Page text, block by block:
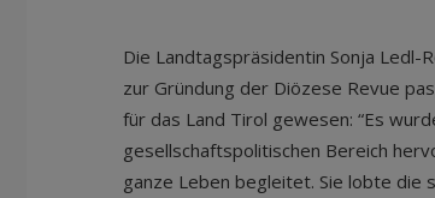
Die Landtagspräsidentin Sonja
zur Gründung der Diözese Revue
für das Land Tirol gewesen: “Es
gesellschaftspolitischen Bereich
ganze Leben begleitet. Sie lobte die